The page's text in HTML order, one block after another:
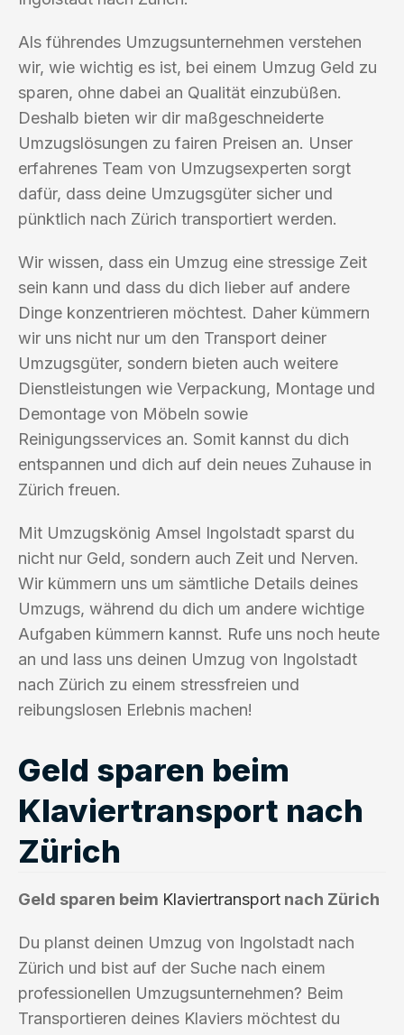
Als führendes Umzugsunternehmen verstehen
wir, wie wichtig es ist, bei einem Umzug Geld zu
sparen, ohne dabei an Qualität einzubüßen.
Deshalb bieten wir dir maßgeschneiderte
Umzugslösungen zu fairen Preisen an. Unser
erfahrenes Team von Umzugsexperten sorgt
dafür, dass deine Umzugsgüter sicher und
pünktlich nach Zürich transportiert werden.
Wir wissen, dass ein Umzug eine stressige Zeit
sein kann und dass du dich lieber auf andere
Dinge konzentrieren möchtest. Daher kümmern
wir uns nicht nur um den Transport deiner
Umzugsgüter, sondern bieten auch weitere
Dienstleistungen wie Verpackung, Montage und
Demontage von Möbeln sowie
Reinigungsservices an. Somit kannst du dich
entspannen und dich auf dein neues Zuhause in
Zürich freuen.
Mit Umzugskönig Amsel Ingolstadt sparst du
nicht nur Geld, sondern auch Zeit und Nerven.
Wir kümmern uns um sämtliche Details deines
Umzugs, während du dich um andere wichtige
Aufgaben kümmern kannst. Rufe uns noch heute
an und lass uns deinen Umzug von Ingolstadt
nach Zürich zu einem stressfreien und
reibungslosen Erlebnis machen!
Geld sparen beim
Klaviertransport nach
Zürich
Geld sparen beim Klaviertransport nach Zürich
Du planst deinen Umzug von Ingolstadt nach
Zürich und bist auf der Suche nach einem
professionellen Umzugsunternehmen? Beim
Transportieren deines Klaviers möchtest du